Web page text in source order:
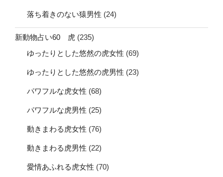
落ち着きのない猿男性 (24)
新動物占い60 虎 (235)
ゆったりとした悠然の虎女性 (69)
ゆったりとした悠然の虎男性 (23)
パワフルな虎女性 (68)
パワフルな虎男性 (25)
動きまわる虎女性 (76)
動きまわる虎男性 (22)
愛情あふれる虎女性 (70)